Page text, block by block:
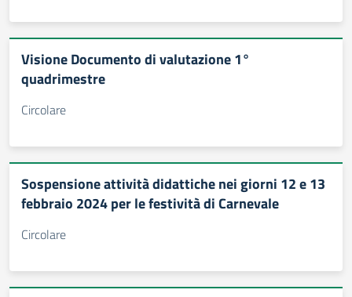
Visione Documento di valutazione 1°
quadrimestre
Circolare
Sospensione attività didattiche nei giorni 12 e 13
febbraio 2024 per le festività di Carnevale
Circolare